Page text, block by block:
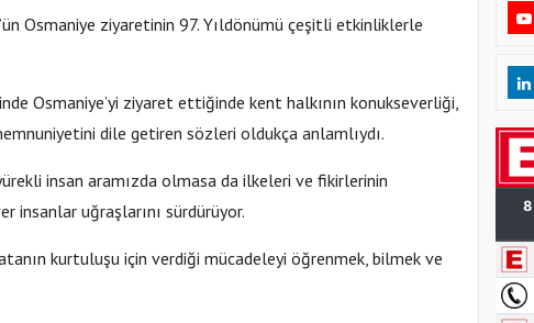
Osmaniye ziyaretinin 97. Yıldönümü çeşitli etkinliklerle
Osmaniye’yi ziyaret ettiğinde kent halkının konukseverliği,
dile getiren sözleri oldukça anlamlıydı.
insan aramızda olmasa da ilkeleri ve fikirlerinin
insanlar uğraşlarını sürdürüyor.
kurtuluşu için verdiği mücadeleyi öğrenmek, bilmek ve